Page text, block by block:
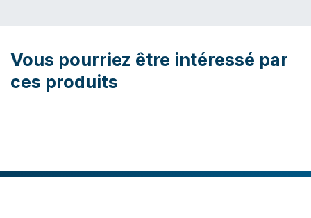
Vous pourriez être intéressé par
ces produits